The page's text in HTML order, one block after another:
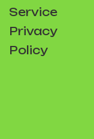
Service
Privacy
Policy